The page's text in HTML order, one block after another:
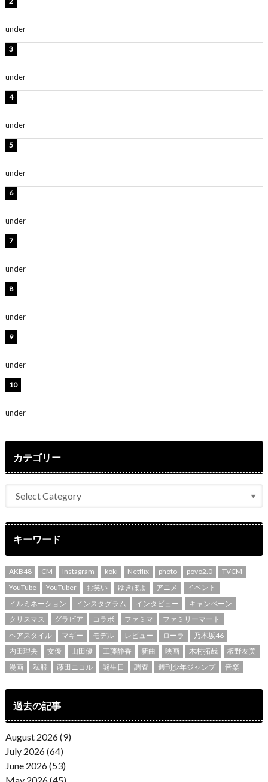
under
under
under
under
under
under
under
under
under
カテゴリー
キーワード
AKB48 CM Instagram koki Netflix photo povo2.0
TVCM
YouTube
YouTuber お笑い ゆきぽよ アニメ
イベント
イルミネーション
インスタグラム インタビュー
キャンペーン
クリスマス
グラビア コラボ ファミマ
ファミリーマート
ヘアスタイル
マギー モデル レビュー ローラ
乃木坂46
内田理央
女優 山田優 工藤静香 新曲 映画 木村拓哉
板野友美
漫画
私服 藤田ニコル 誕生日 調査 週刊少年ジャンプ 音楽
過去の記事
August 2026 (9)
July 2026 (64)
June 2026 (53)